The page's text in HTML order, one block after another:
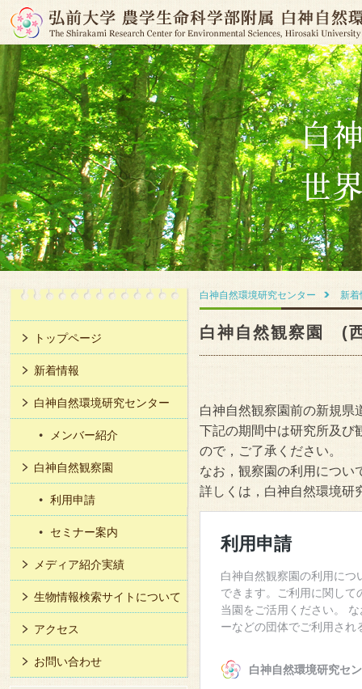
白神自然環境研究センター 新着
白神自然観察園 (
白神自然観察園前の新規県
下記の期間中は研究所及び
ので，ご了承ください。
なお，観察園の利用につい
詳しくは，白神自然環境研
トップページ
新着情報
白神自然環境研究センター
メンバー紹介
白神自然観察園
利用申請
セミナー案内
メディア紹介実績
生物情報検索サイトについて
アクセス
お問い合わせ